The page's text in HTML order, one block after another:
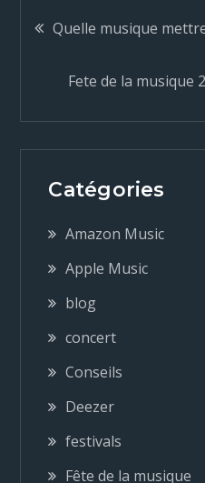
N
v
g
a
t
o
n
Quelle musique
Fete de la musique
Catégories
Amazon Music
Apple Music
blog
concert
Conseils
Deezer
festivals
Fête de la musique